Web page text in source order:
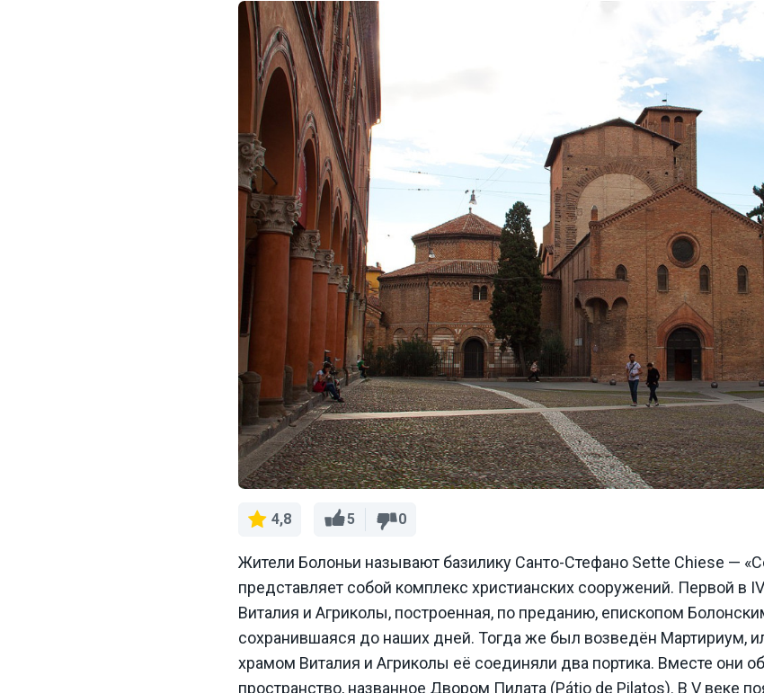
4,8 5 0
Жители Болоньи называют базилику Санто-Стефано Sette Chiese —
представляет собой комплекс христианских сооружений. Первой в
Виталия и Агриколы, построенная, по преданию, епископом
сохранившаяся до наших дней. Тогда же был возведён Мартириум,
храмом Виталия и Агриколы её соединяли два портика. Вместе они
пространство, названное Двором Пилата (Pátio de Pilatos). В V веке